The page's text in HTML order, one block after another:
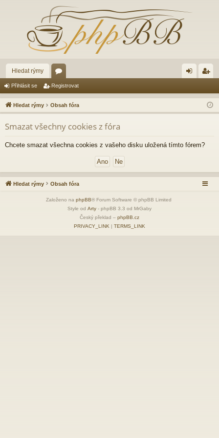
Hledat rýmy
ór
a lá
sit
ist
ro
Přihlásit se Registrovat
Hledat rýmy Obsah fóra
Smazat všechny cookies z fóra
Chcete smazat všechna cookies z vašeho disku uložená tímto fórem?
Hledat rýmy Obsah fóra
Založeno na phpBB® Forum Software © phpBB Limited
Style od Arty - phpBB 3.3 od MrGaby
Český překlad – phpBB.cz
PRIVACY_LINK | TERMS_LINK